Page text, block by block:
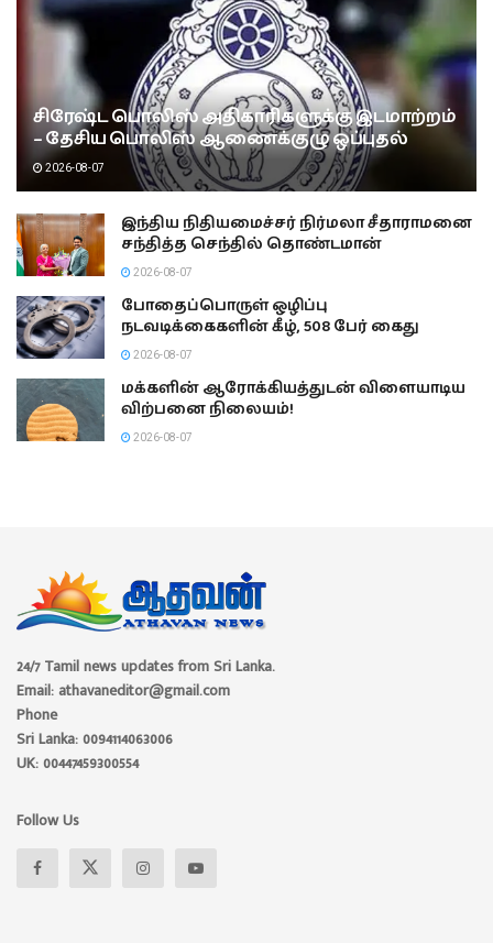
சிரேஷ்ட பொலிஸ் அதிகாரிகளுக்கு இடமாற்றம்
– தேசிய பொலிஸ் ஆணைக்குழு ஒப்புதல்
2026-08-07
இந்திய நிதியமைச்சர் நிர்மலா சீதாராமனை
சந்தித்த செந்தில் தொண்டமான்
2026-08-07
போதைப்பொருள் ஒழிப்பு
நடவடிக்கைகளின் கீழ், 508 பேர் கைது
2026-08-07
மக்களின் ஆரோக்கியத்துடன் விளையாடிய
விற்பனை நிலையம்!
2026-08-07
24/7 Tamil news updates from Sri Lanka.
Email: athavaneditor@gmail.com
Phone
Sri Lanka: 0094114063006
UK: 00447459300554
Follow Us